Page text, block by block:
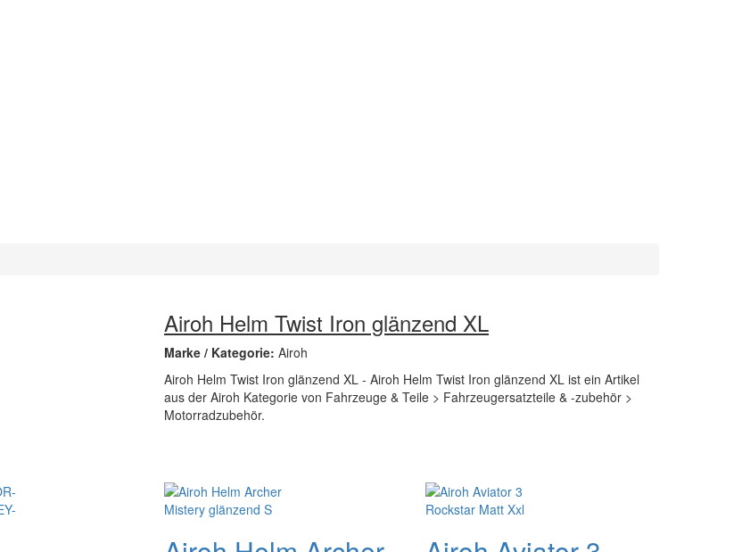
Airoh Helm Twist Iron glänzend XL
Marke / Kategorie: Airoh
Airoh Helm Twist Iron glänzend XL - Airoh Helm Twist Iron glänzend XL ist ein Artikel
aus der Airoh Kategorie von Fahrzeuge & Teile > Fahrzeugersatzteile & -zubehör >
Motorradzubehör.